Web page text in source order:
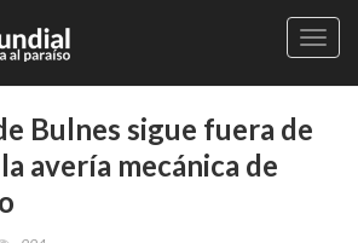
Bulnes sigue fuera de
avería mecánica de